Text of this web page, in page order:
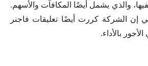
والذي يشمل أيضًا المكافآت والأسهم.
الشركة كررت أيضًا تعليقات فاجنر
بالأداء.